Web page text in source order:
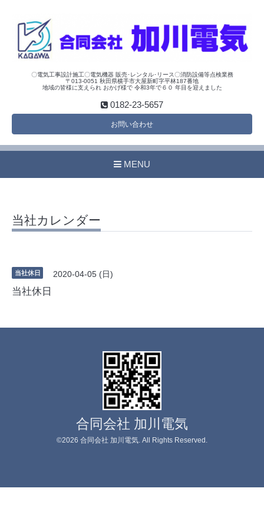
〇電気工事設計施工〇電気機器 販売･レンタル･リース〇消防設備等点検業務
〒013-0051 秋田県横手市大屋新町字平林187番地
地域の皆様に支えられ おかげ様で 令和3年で６０ 年目を迎えました
0182-23-5657
お問い合わせ
MENU
当社カレンダー
当社休日 2020-04-05 (日)
当社休日
合同会社 加川電気
©2026 合同会社 加川電気 . All Rights Reserved.